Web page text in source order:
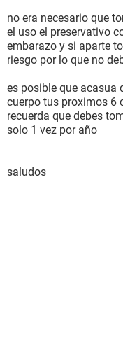
no era necesario que
el uso el preservativo
embarazo y si aparte
riesgo por lo que no
es posible que acasua
cuerpo tus proximos 6
recuerda que debes
solo 1 vez por año
saludos